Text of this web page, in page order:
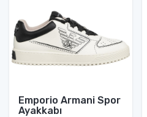
Emporio Armani Spor
Ayakkabı